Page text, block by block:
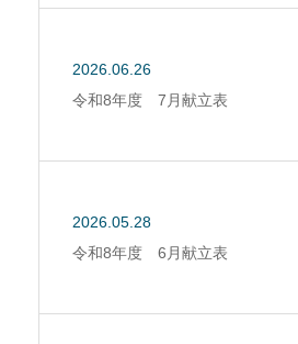
2026.06.26
令和8年度 7月献立表
2026.05.28
令和8年度 6月献立表